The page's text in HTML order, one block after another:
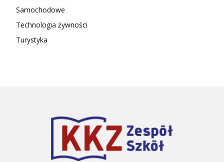
Samochodowe
Technologia żywności
Turystyka